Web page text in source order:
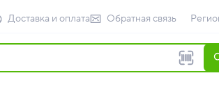
Доставка и оплата Обратная связь